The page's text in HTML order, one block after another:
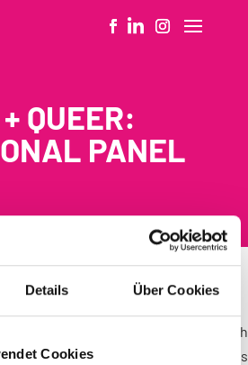
Details Über Cookies
Cookies
QUEER:
PANEL
than seven countries and with
empowerment and religious